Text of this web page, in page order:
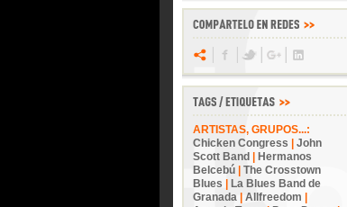
ARTISTAS, GRUPOS...:
Chicken Congress
John
Scott Band
Hermanos
Belcebú
The Crosstown
Blues
La Blues Band de
Granada
Allfreedom